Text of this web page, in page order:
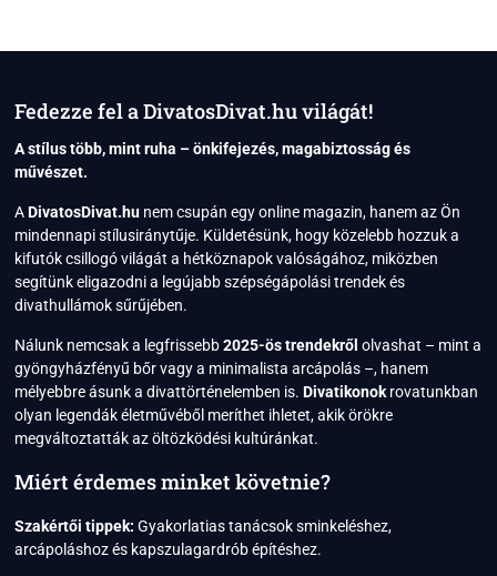
A
2025-
ÖS
Fedezze fel a DivatosDivat.hu világát!
A stílus több, mint ruha – önkifejezés, magabiztosság és
művészet.
ADivatosDivat.hu nem csupán egy online magazin, hanem az Ön
mindennapi stílusiránytűje. Küldetésünk, hogy közelebb hozzuk a
kifutók csillogó világát a hétköznapok valóságához, miközben
segítünk eligazodni a legújabb szépségápolási trendek és
divathullámok sűrűjében.
Nálunk nemcsak a legfrissebb2025-ös trendekről olvashat – mint a
gyöngyházfényű bőr vagy a minimalista arcápolás –, hanem
mélyebbre ásunk a divattörténelemben is.Divatikonok rovatunkban
olyan legendák életművéből meríthet ihletet, akik örökre
megváltoztatták az öltözködési kultúránkat.
Miért érdemes minket követnie?
Szakértői tippek: Gyakorlatias tanácsok sminkeléshez,
arcápoláshoz és kapszulagardrób építéshez.